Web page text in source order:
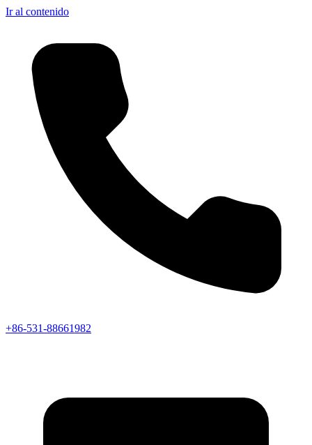
Ir al contenido
+86-531-88661982